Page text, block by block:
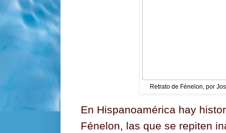
Retrato de Fénelon, por
En Hispanoamérica hay
Fénelon, las que se repiten